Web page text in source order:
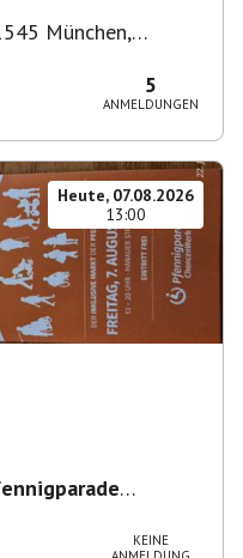
München,
5
ANMELDUNGEN
Heute, 07.08.2026
13:00
KEINE